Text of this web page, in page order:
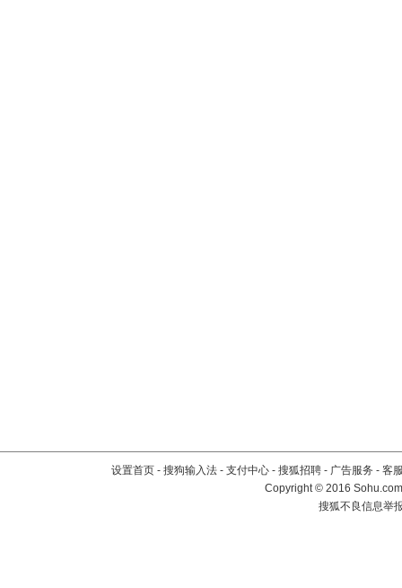
设置首页 - 搜狗输入法 - 支付中心 - 搜狐招聘 - 广告服务 - 客
Copyright©2016
搜狐不良信息举